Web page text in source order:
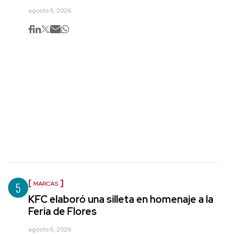
agosto 5, 2026
5 MARCAS
KFC elaboró una silleta en homenaje a la
Feria de Flores
agosto 5, 2026